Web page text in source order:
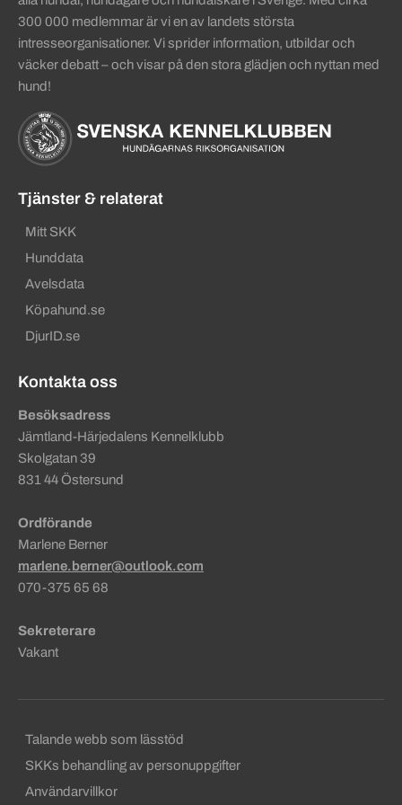
300 000 medlemmar är vi en av landets största
intresseorganisationer. Vi sprider information, utbildar och
väcker debatt – och visar på den stora glädjen och nyttan med
hund!
Tjänster & relaterat
Mitt SKK
Hunddata
Avelsdata
Köpahund.se
DjurID.se
Kontakta oss
Besöksadress
Jämtland-Härjedalens Kennelklubb
Skolgatan 39
831 44 Östersund
Ordförande
Marlene Berner
marlene.berner@outlook.com
070-375 65 68
Sekreterare
Vakant
Sekundära sidfotslänkar
Talande webb som lässtöd
SKKs behandling av personuppgifter
Användarvillkor